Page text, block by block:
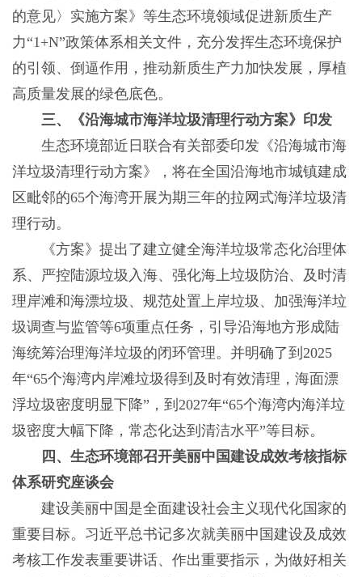
的意见〉实施方案》等生态环境领域促进新质生产
力“1+N”政策体系相关文件，充分发挥生态环境保护
的引领、倒逼作用，推动新质生产力加快发展，厚植
高质量发展的绿色底色。
三、《沿海城市海洋垃圾清理行动方案》印发
生态环境部近日联合有关部委印发《沿海城市海
洋垃圾清理行动方案》，将在全国沿海地市城镇建成
区毗邻的65个海湾开展为期三年的拉网式海洋垃圾清
理行动。
《方案》提出了建立健全海洋垃圾常态化治理体
系、严控陆源垃圾入海、强化海上垃圾防治、及时清
理岸滩和海漂垃圾、规范处置上岸垃圾、加强海洋垃
圾调查与监管等6项重点任务，引导沿海地方形成陆
海统筹治理海洋垃圾的闭环管理。并明确了到2025
年“65个海湾内岸滩垃圾得到及时有效清理，海面漂
浮垃圾密度明显下降”，到2027年“65个海湾内海洋垃
圾密度大幅下降，常态化达到清洁水平”等目标。
四、生态环境部召开美丽中国建设成效考核指标
体系研究座谈会
建设美丽中国是全面建设社会主义现代化国家的
重要目标。习近平总书记多次就美丽中国建设及成效
考核工作发表重要讲话、作出重要指示，为做好相关